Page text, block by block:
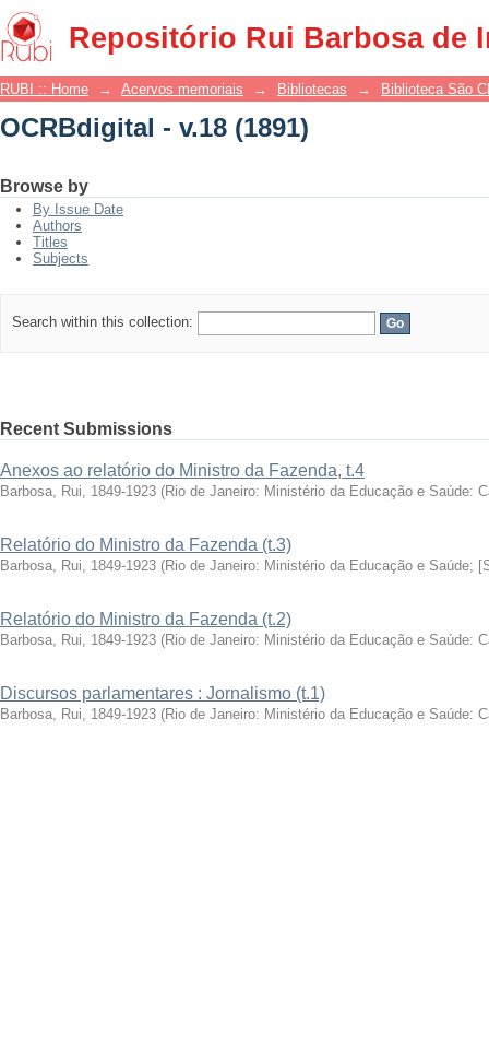
Repositório Rui Barbosa de
OCRBdigital - v.18 (1891)
RUBI :: Home → Acervos memoriais → Bibliotecas → Biblioteca São
OCRBdigital - v.18 (1891)
Browse by
By Issue Date
Authors
Titles
Subjects
Search within this collection:
Recent Submissions
Anexos ao relatório do Ministro da Fazenda, t.4
Barbosa, Rui, 1849-1923 (Rio de Janeiro: Ministério da Educação e Saúde:
Relatório do Ministro da Fazenda (t.3)
Barbosa, Rui, 1849-1923 (Rio de Janeiro: Ministério da Educação e Saúde;
Relatório do Ministro da Fazenda (t.2)
Barbosa, Rui, 1849-1923 (Rio de Janeiro: Ministério da Educação e Saúde:
Discursos parlamentares : Jornalismo (t.1)
Barbosa, Rui, 1849-1923 (Rio de Janeiro: Ministério da Educação e Saúde: